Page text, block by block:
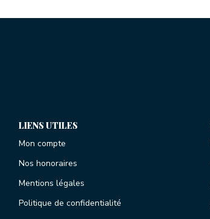
LIENS UTILES
Mon compte
Nos honoraires
Mentions légales
Politique de confidentialité